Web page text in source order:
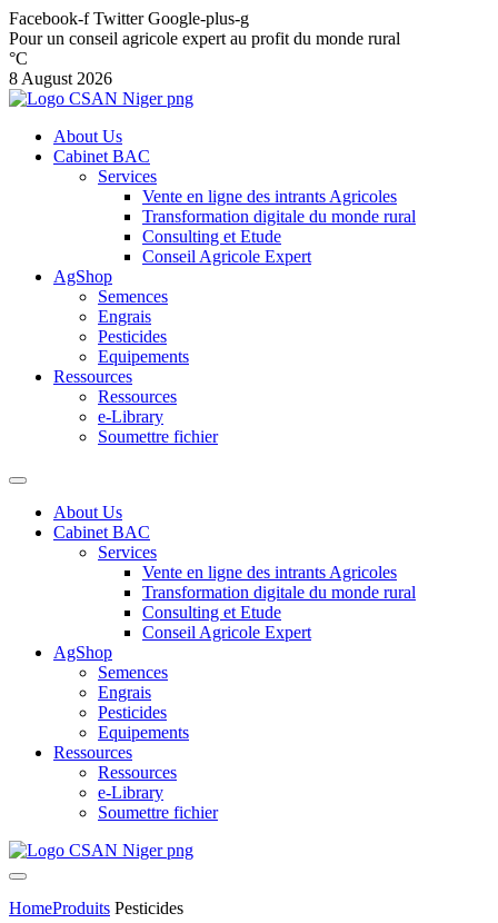
Facebook-f Twitter Google-plus-g
Pour un conseil agricole expert au profit du monde rural
°C
8 August 2026
About Us
Cabinet BAC
Services
Vente en ligne des intrants Agricoles
Transformation digitale du monde rural
Consulting et Etude
Conseil Agricole Expert
AgShop
Semences
Engrais
Pesticides
Equipements
Ressources
Ressources
e-Library
Soumettre fichier
About Us
Cabinet BAC
Services
Vente en ligne des intrants Agricoles
Transformation digitale du monde rural
Consulting et Etude
Conseil Agricole Expert
AgShop
Semences
Engrais
Pesticides
Equipements
Ressources
Ressources
e-Library
Soumettre fichier
HomeProduits Pesticides